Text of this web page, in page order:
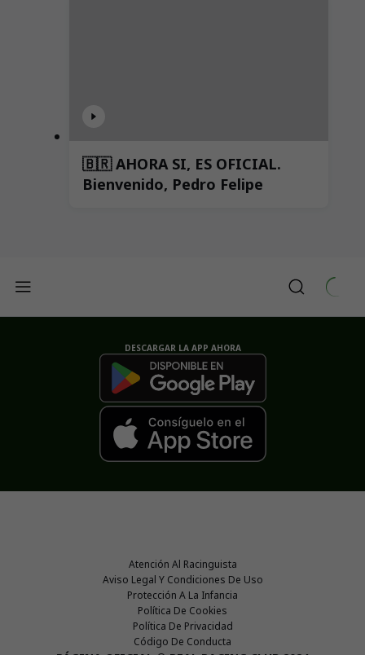
🇧🇷 AHORA SI, ES OFICIAL.
Bienvenido, Pedro Felipe
DESCARGAR LA APP AHORA
Atención Al Racinguista
Aviso Legal Y Condiciones De Uso
Protección A La Infancia
Política De Cookies
Política De Privacidad
Código De Conducta